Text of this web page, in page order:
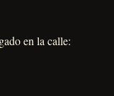
en la calle: